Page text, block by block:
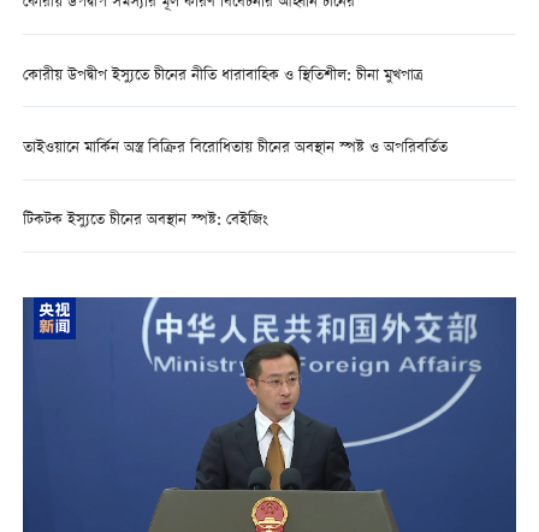
কোরীয় উপদ্বীপ ইস্যুতে চীনের নীতি ধারাবাহিক ও স্থিতিশীল: চীনা মুখপাত্র
তাইওয়ানে মার্কিন অস্ত্র বিক্রির বিরোধিতায় চীনের অবস্থান স্পষ্ট ও অপরিবর্তিত
টিকটক ইস্যুতে চীনের অবস্থান স্পষ্ট: বেইজিং